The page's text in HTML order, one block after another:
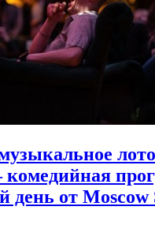
день от Moscow